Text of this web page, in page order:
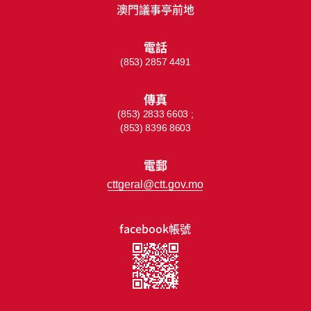
facebook帳號
澳門議事亭前地
電話
(853) 2857 4491
傳真
(853) 2833 6603 ;
(853) 8396 8603
電郵
cttgeral@ctt.gov.mo